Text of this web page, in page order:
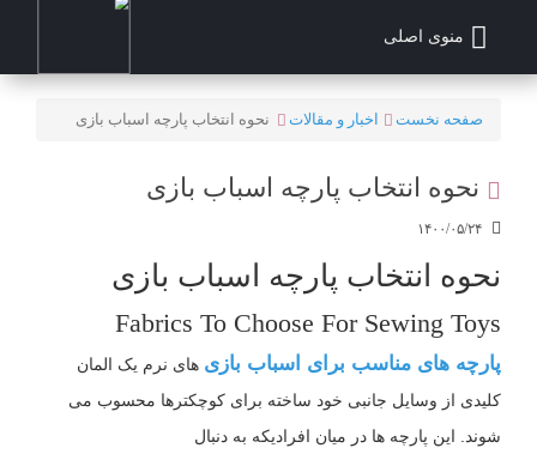
منوی اصلی
صفحه نخست اخبار و مقالات نحوه انتخاب پارچه اسباب بازی
نحوه انتخاب پارچه اسباب بازی
۱۴۰۰/۰۵/۲۴
نحوه انتخاب پارچه اسباب بازی
Fabrics To Choose For Sewing Toys
پارچه های مناسب برای اسباب بازی های نرم یک المان
کلیدی از وسایل جانبی خود ساخته برای کوچکترها محسوب می
شوند. این پارچه ها در میان افرادیکه به دنبال